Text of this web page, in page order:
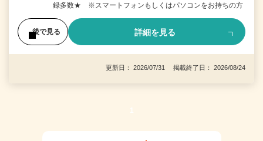
録多数★ ※スマートフォンもしくはパソコンをお持ちの方
後で見る 詳細を見る
更新日： 2026/07/31 掲載終了日： 2026/08/24
1